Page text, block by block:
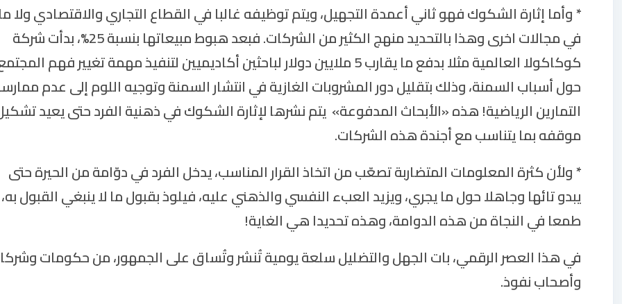
* وأما إثارة الشكوك فهو ثاني أعمدة التجهيل، ويتم توظيفه غالبا في القطاع التجاري والاقتصادي ولا
في مجالات اخرى وهذا بالتحديد منهج الكثير من الشركات. فبعد هبوط مبيعاتها بنسبة 25%، بدأت شركة
كوكاكولا العالمية مثلا بدفع ما يقارب 5 ملايين دولار لباحثين أكاديميين لتنفيذ مهمة تغيير فهم
حول أسباب السمنة، وذلك بتقليل دور المشروبات الغازية في انتشار السمنة وتوجيه اللوم إلى عدم
التمارين الرياضية! هذه «الأبحاث المدفوعة» يتم نشرها لإثارة الشكوك في ذهنية الفرد حتى يعيد
موقفه بما يتناسب مع أجندة هذه الشركات.
* ولأن كثرة المعلومات المتضاربة تصعّب من اتخاذ القرار المناسب، يدخل الفرد في دوّامة من الحيرة حتى
يبدو تائها وجاهلا حول ما يجري، ويزيد العبء النفسي والذهني عليه، فيلوذ بقبول ما لا ينبغي القبول به،
طمعا في النجاة من هذه الدوامة، وهذه تحديدا هي الغاية!
في هذا العصر الرقمي، بات الجهل والتضليل سلعة يومية تُنشر وتُساق على الجمهور، من حكومات
وأصحاب نفوذ.